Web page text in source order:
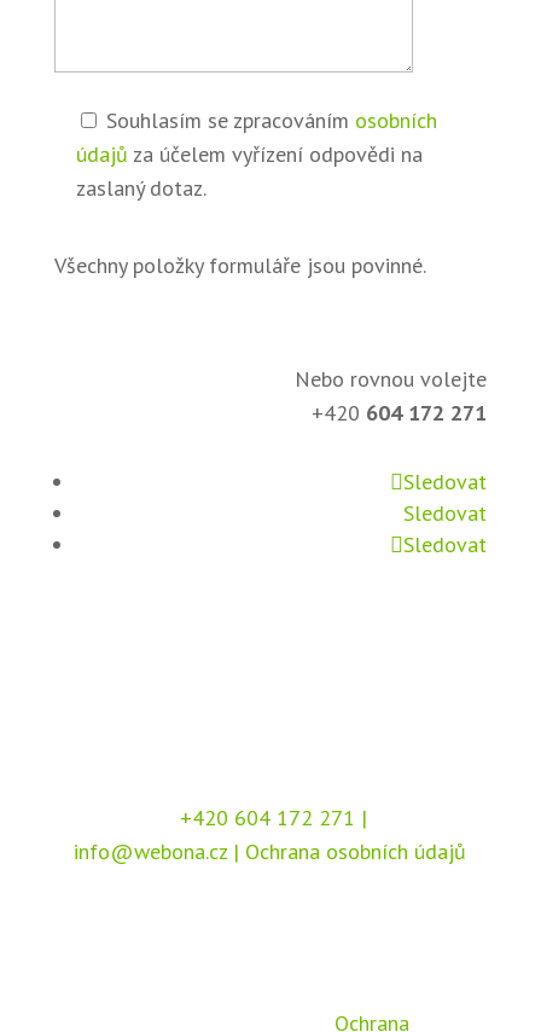
Souhlasím se zpracováním osobních
údajů za účelem vyřízení odpovědi na
zaslaný dotaz.
Všechny položky formuláře jsou povinné.
Nebo rovnou volejte
+420 604 172 271
Sledovat
Sledovat
Sledovat
+420 604 172 271 |
info@webona.cz | Ochrana osobních údajů
Ochrana